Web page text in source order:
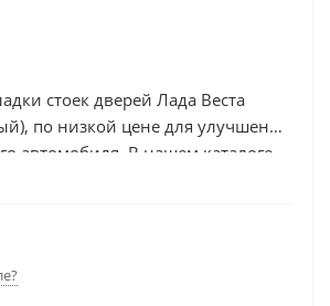
стоек дверей Лада Веста
по низкой цене для улучшения
В нашем каталоге
множество товаров для